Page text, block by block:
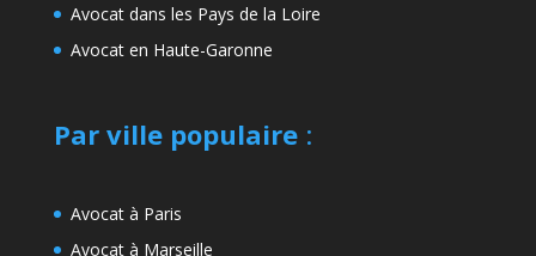
Avocat dans les Pays de la Loire
Avocat en Haute-Garonne
Par ville populaire:
Avocat à Paris
Avocat à Marseille